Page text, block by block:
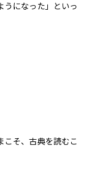
うになった」といっ
そ、古典を読むこ